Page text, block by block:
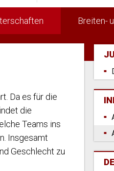
Breiten-
Da es für die
die
Teams ins
Insgesamt
Geschlecht zu